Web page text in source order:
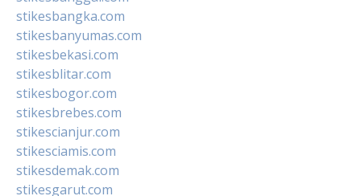
stikesbangka.com
stikesbanyumas.com
stikesbekasi.com
stikesblitar.com
stikesbogor.com
stikesbrebes.com
stikescianjur.com
stikesciamis.com
stikesdemak.com
stikesgarut.com